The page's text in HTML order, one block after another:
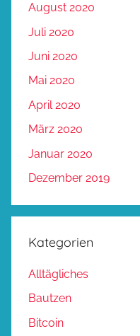
August 2020
Juli 2020
Juni 2020
Mai 2020
April 2020
März 2020
Januar 2020
Dezember 2019
Kategorien
Alltägliches
Bautzen
Bitcoin